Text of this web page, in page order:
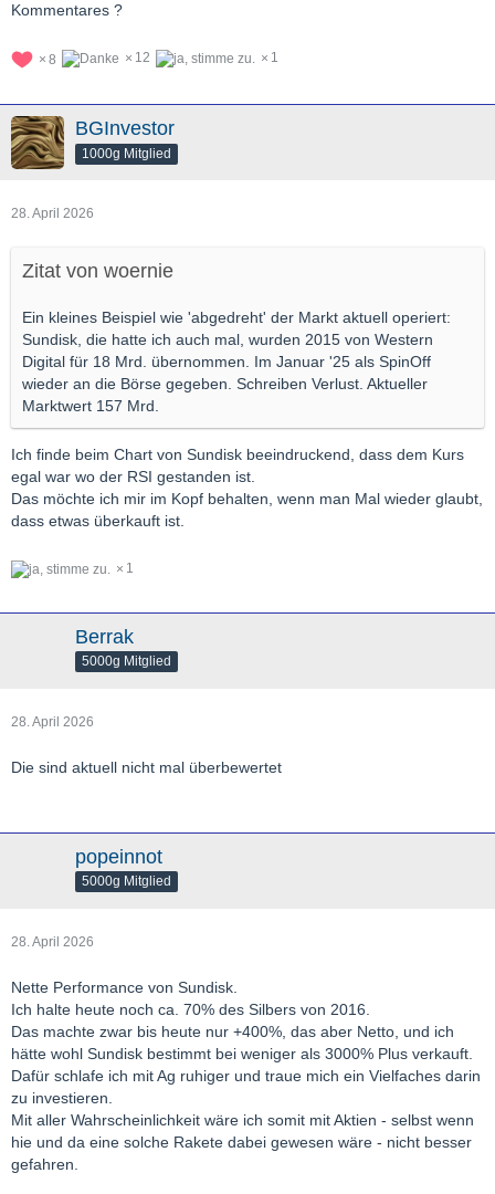
Kommentares ?
8 12 1
BGInvestor
1000g Mitglied
28. April 2026
Zitat von woernie
Ein kleines Beispiel wie 'abgedreht' der Markt aktuell operiert:
Sundisk, die hatte ich auch mal, wurden 2015 von Western
Digital für 18 Mrd. übernommen. Im Januar '25 als SpinOff
wieder an die Börse gegeben. Schreiben Verlust. Aktueller
Marktwert 157 Mrd.
Ich finde beim Chart von Sundisk beeindruckend, dass dem Kurs
egal war wo der RSI gestanden ist.
Das möchte ich mir im Kopf behalten, wenn man Mal wieder glaubt,
dass etwas überkauft ist.
1
Berrak
5000g Mitglied
28. April 2026
Die sind aktuell nicht mal überbewertet
popeinnot
5000g Mitglied
28. April 2026
Nette Performance von Sundisk.
Ich halte heute noch ca. 70% des Silbers von 2016.
Das machte zwar bis heute nur +400%, das aber Netto, und ich
hätte wohl Sundisk bestimmt bei weniger als 3000% Plus verkauft.
Dafür schlafe ich mit Ag ruhiger und traue mich ein Vielfaches darin
zu investieren.
Mit aller Wahrscheinlichkeit wäre ich somit mit Aktien - selbst wenn
hie und da eine solche Rakete dabei gewesen wäre - nicht besser
gefahren.